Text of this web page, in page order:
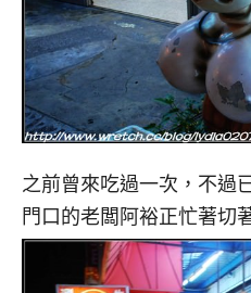
之前曾來吃過一次，不過
門口的老闆阿裕正忙著切